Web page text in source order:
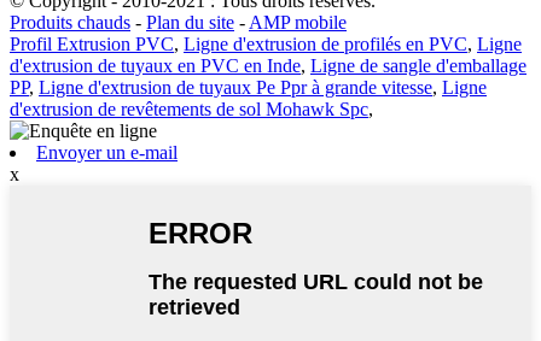
Produits chauds - Plan du site - AMP mobile
Profil Extrusion PVC, Ligne d'extrusion de profilés en PVC, Ligne
d'extrusion de tuyaux en PVC en Inde, Ligne de sangle d'emballage
PP, Ligne d'extrusion de tuyaux Pe Ppr à grande vitesse, Ligne
d'extrusion de revêtements de sol Mohawk Spc,
Envoyer un e-mail
x